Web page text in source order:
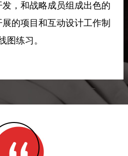
，和战略成员组成出色的
的项目和互动设计工作制
图练习。